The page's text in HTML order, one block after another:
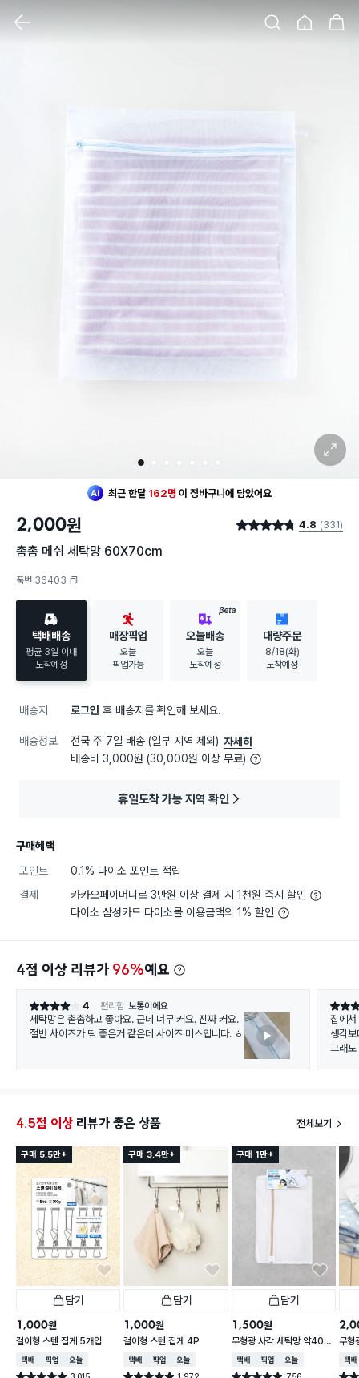
1 2 3 4 5 6 7
확대 보기
최근 한달 162명 이 장바구니에 담았어요
2,000원 별점 4.8점 4.8 (331)
촘촘 메쉬 세탁망 60X70cm
품번 36403
택배배송
평균 3일 이내
도착예정
매장픽업
오늘
픽업가능
BETA
오늘배송
오늘
도착예정
대량주문
8/18(화)
도착예정
배송지 로그인 후 배송지를 확인해 보세요.
배송정보 전국 주 7일 배송 (일부 지역 제외) 자세히
배송비 3,000원 (30,000원 이상 무료)
휴일도착 가능 지역 확인
구매혜택
포인트
0.1% 다이소 포인트 적립
결제
카카오페이머니로 3만원 이상 결제 시 1천원 즉시 할인
다이소 삼성카드 다이소몰 이용금액의 1% 할인
4점 이상 리뷰가 96%예요
별점 4점 4 편리함 보통이에요
세탁망은 촘촘하고 좋아요. 근데 너무 커요. 진짜 커요.
절반 사이즈가 딱 좋은거 같은데 사이즈 미스입니다. ㅎ
별점 4
집에서
생각
그래도
4.5점 이상 리뷰가 좋은 상품 전체보기
구매 5.5만+
담기
1,000원
걸이형 스텐 집게 5개입
택배배송매장픽업오늘배송
구매 3.4만+
담기
1,000원
걸이형 스텐 집게 4P
택배배송매장픽업오늘배송
구매 1만+
담기
1,500원
무형광 사각 세탁망 약40X
50cm
택배배송매장픽업오늘배송
무형
택배